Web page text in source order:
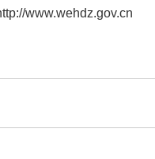
www.wehdz.gov.cn